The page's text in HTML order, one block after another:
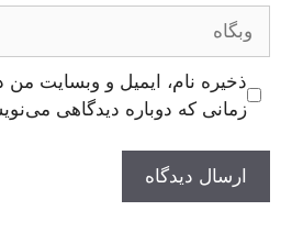
وبگاه
ذخیره نام، ایمیل و وبسایت من
زمانی که دوباره دیدگاهی